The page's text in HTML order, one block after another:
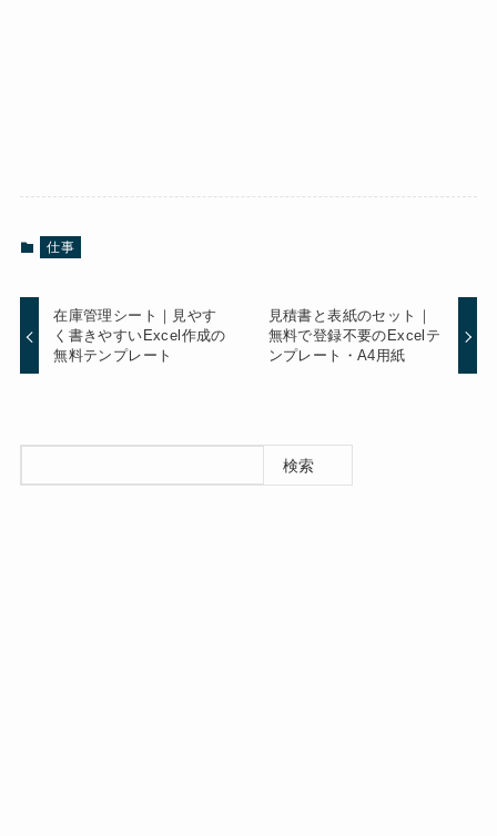
仕事
在庫管理シート｜見やす
く書きやすいExcel作成の
無料テンプレート
見積書と表紙のセット｜
無料で登録不要のExcelテ
ンプレート・A4用紙
検索